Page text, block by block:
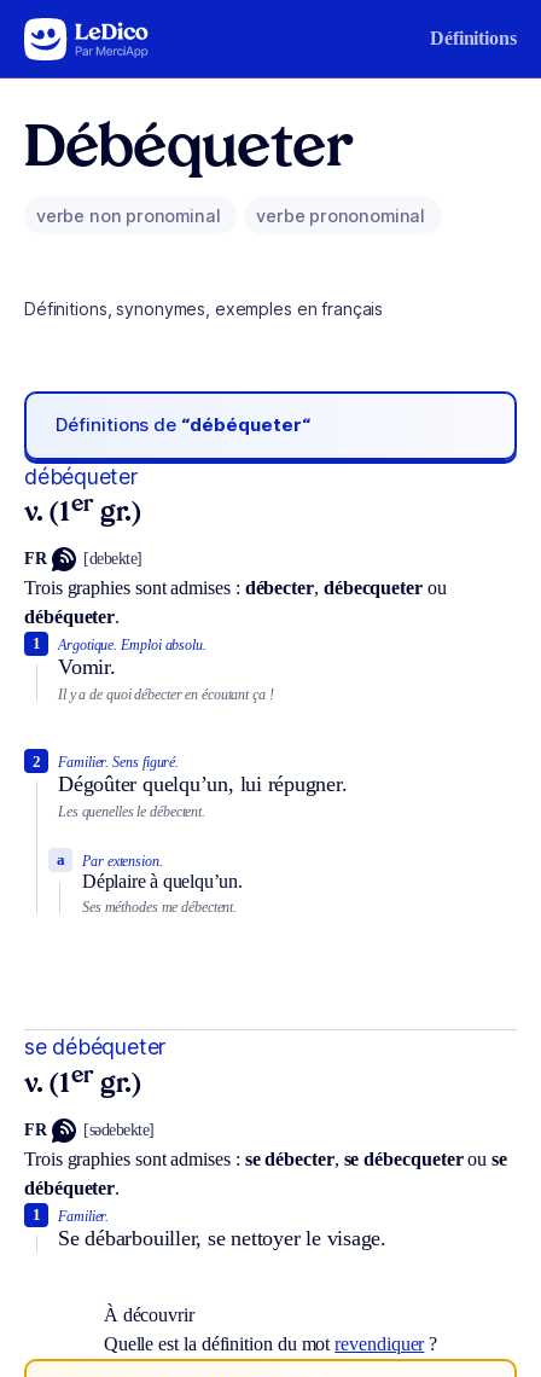
Aller au contenu Définitions
Débéqueter
verbe non pronominal verbe prononominal
Définitions, synonymes, exemples en français
Définitions de “débéqueter“
débéqueter
v. (1er gr.)
FR [debekte]
Trois graphies sont admises : débecter, débecqueter ou
débéqueter.
Argotique. Emploi absolu.
Vomir.
1
Il y a de quoi débecter en écoutant ça !
Familier. Sens figuré.
Dégoûter quelqu’un, lui répugner.
2
Les quenelles le débectent.
Par extension.
Déplaire à quelqu’un.
a
Ses méthodes me débectent.
se débéqueter
v. (1er gr.)
FR [sədebekte]
Trois graphies sont admises : se débecter, se débecqueterouse
débéqueter.
Familier.
Se débarbouiller, se nettoyer le visage.
1
À découvrir
Quelle est la définition du motrevendiquer?